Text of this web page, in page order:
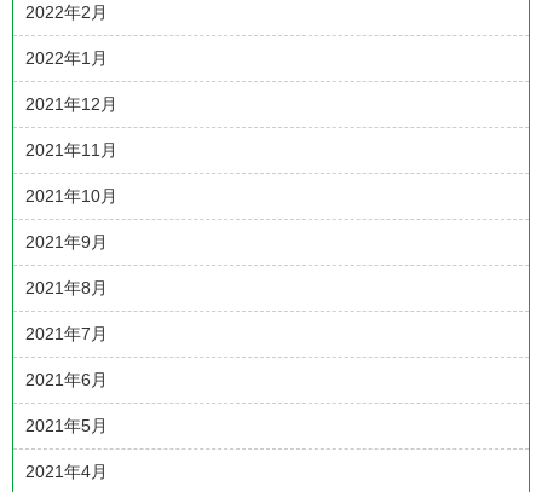
2022年2月
2022年1月
2021年12月
2021年11月
2021年10月
2021年9月
2021年8月
2021年7月
2021年6月
2021年5月
2021年4月